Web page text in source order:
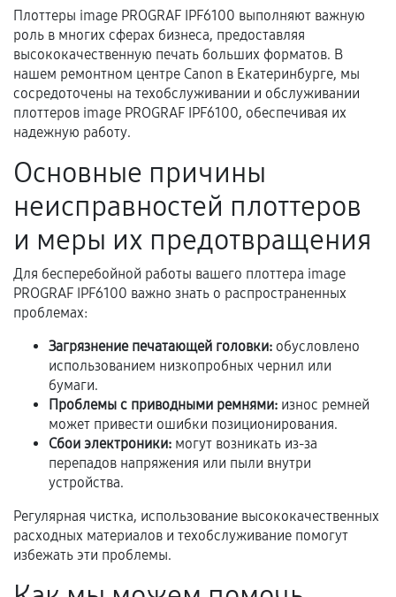
техническим характеристикам.
Документы для подтверждения
гарантии
Гарантийный талон.
Акт выполненных работ с датой, перечнем
Документы на установленные комплектующие
и кассовый чек.
Расширенная гарантия
В некоторых случаях возможно оформление
расширенной гарантии. Стоимость, сроки и
условия продления согласовываются отдельно и
фиксируются в документах.
Когда гарантия не действует
Нарушение правил эксплуатации,
механические повреждения, попадание влаги,
Плоттеры image PROGRAF IPF6100 выполняют важную
роль в многих сферах бизнеса, предоставляя
высококачественную печать больших форматов. В
нашем ремонтном центре Canon в Екатеринбурге, мы
сосредоточены на техобслуживании и обслуживании
плоттеров image PROGRAF IPF6100, обеспечивая их
надежную работу.
Основные причины
неисправностей плоттеров
и меры их предотвращения
Для бесперебойной работы вашего плоттера image
PROGRAF IPF6100 важно знать о распространенных
проблемах:
Загрязнение печатающей головки: обусловлено
использованием низкопробных чернил или
бумаги.
Проблемы с приводными ремнями: износ ремней
может привести ошибки позиционирования.
Сбои электроники: могут возникать из-за
перепадов напряжения или пыли внутри
устройства.
Регулярная чистка, использование высококачественных
расходных материалов и техобслуживание помогут
избежать эти проблемы.